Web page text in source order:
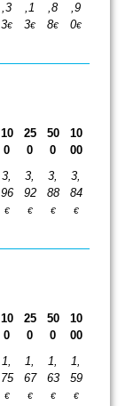
,3
3€
,1
3€
,8
8€
,9
0€
10
0
25
0
50
0
10
00
3,
96
€
3,
92
€
3,
88
€
3,
84
€
10
0
25
0
50
0
10
00
1,
75
€
1,
67
€
1,
63
€
1,
59
€